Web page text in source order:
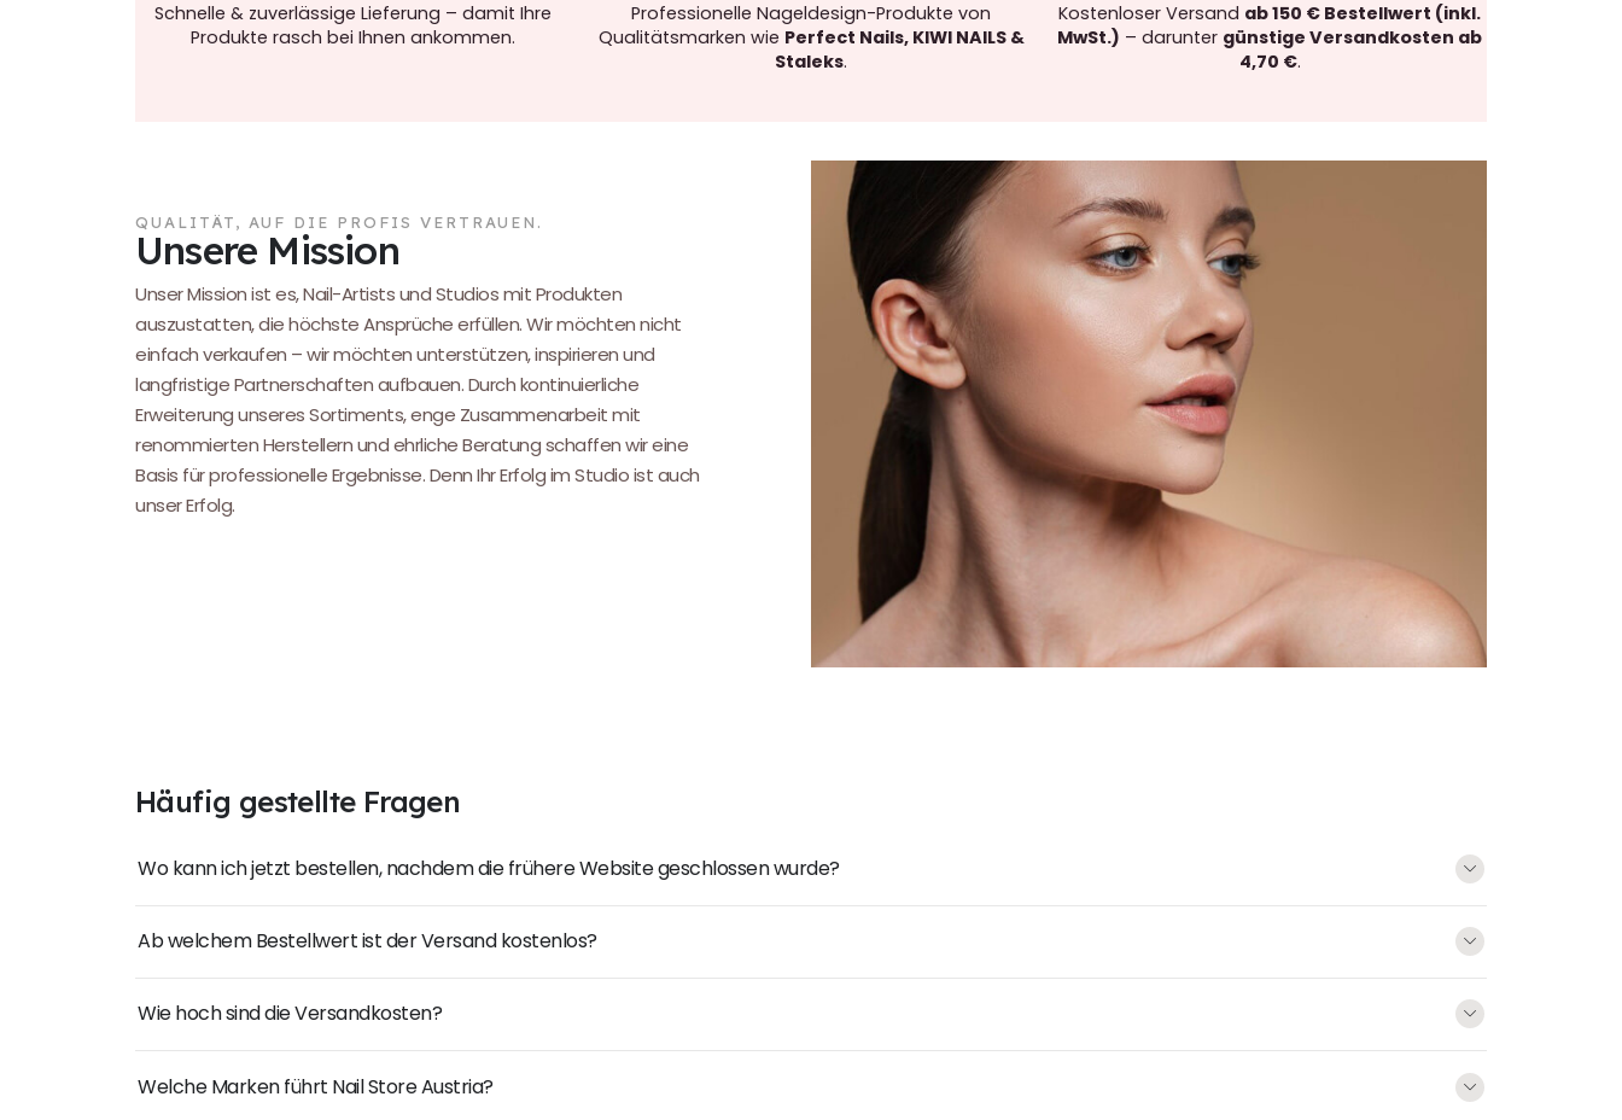
Schnelle & zuverlässige Lieferung – damit Ihre
Produkte rasch bei Ihnen ankommen.
Professionelle Nageldesign-Produkte von
Qualitätsmarken wie Perfect Nails, KIWI NAILS &
Staleks.
Kostenloser Versand ab 150 € Bestellwert (inkl.
MwSt.) – darunter günstige Versandkosten ab
4,70 €.
QUALITÄT, AUF DIE PROFIS VERTRAUEN.
Unsere Mission
Unser Mission ist es, Nail-Artists und Studios mit Produkten
auszustatten, die höchste Ansprüche erfüllen. Wir möchten nicht
einfach verkaufen – wir möchten unterstützen, inspirieren und
langfristige Partnerschaften aufbauen. Durch kontinuierliche
Erweiterung unseres Sortiments, enge Zusammenarbeit mit
renommierten Herstellern und ehrliche Beratung schaffen wir eine
Basis für professionelle Ergebnisse. Denn Ihr Erfolg im Studio ist auch
unser Erfolg.
Häufig gestellte Fragen
Wo kann ich jetzt bestellen, nachdem die frühere Website geschlossen wurde?
Ab welchem Bestellwert ist der Versand kostenlos?
Wie hoch sind die Versandkosten?
Welche Marken führt Nail Store Austria?